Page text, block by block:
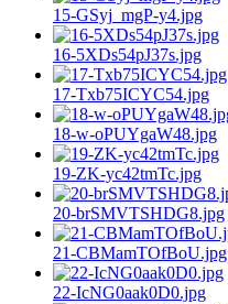
15-GSyj_mgP-y4.jpg
16-5XDs54pJ37s.jpg
17-Txb75ICYC54.jpg
18-w-oPUYgaW48.jpg
19-ZK-yc42tmTc.jpg
20-brSMVTSHDG8.jpg
21-CBMamTOfBoU.jpg
22-IcNG0aak0D0.jpg